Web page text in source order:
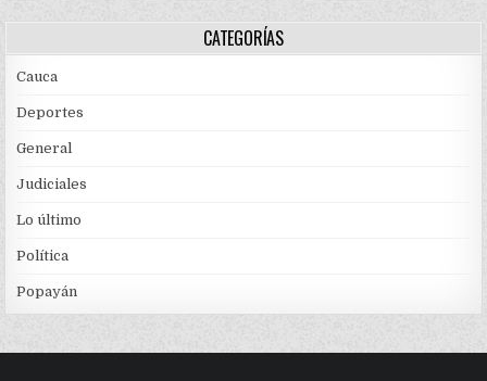
CATEGORÍAS
Cauca
Deportes
General
Judiciales
Lo último
Política
Popayán